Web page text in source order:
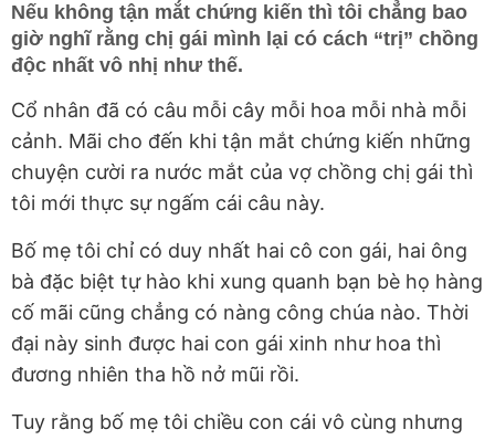
Nếu không tận mắt chứng kiến thì tôi chẳng bao
giờ nghĩ rằng chị gái mình lại có cách “trị” chồng
độc nhất vô nhị như thế.
Cổ nhân đã có câu mỗi cây mỗi hoa mỗi nhà mỗi
cảnh. Mãi cho đến khi tận mắt chứng kiến những
chuyện cười ra nước mắt của vợ chồng chị gái thì
tôi mới thực sự ngấm cái câu này.
Bố mẹ tôi chỉ có duy nhất hai cô con gái, hai ông
bà đặc biệt tự hào khi xung quanh bạn bè họ hàng
cố mãi cũng chẳng có nàng công chúa nào. Thời
đại này sinh được hai con gái xinh như hoa thì
đương nhiên tha hồ nở mũi rồi.
Tuy rằng bố mẹ tôi chiều con cái vô cùng nhưng